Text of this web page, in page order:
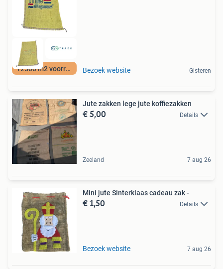
12500 m2 voorraad Bezoek website Gisteren
Jute zakken lege jute koffiezakken
€ 5,00 Details
Zeeland 7 aug 26
Mini jute Sinterklaas cadeau zak -
€ 1,50 Details
Bezoek website 7 aug 26